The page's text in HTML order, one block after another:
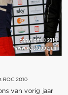
ROC 2010
van vorig jaar